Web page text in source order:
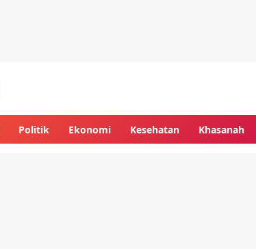
Politik Ekonomi Kesehatan Khasanah